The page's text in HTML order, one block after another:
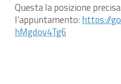
Questa la posizione
l'appuntamento: https://
hMgdov4Tg6